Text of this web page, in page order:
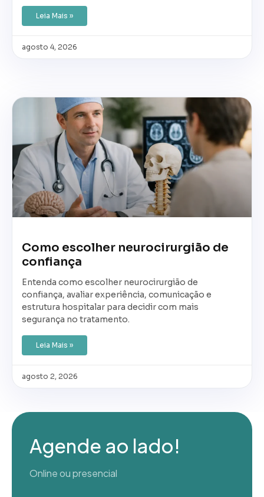
Leia Mais »
agosto 4, 2026
Como escolher neurocirurgião de
confiança
Entenda como escolher neurocirurgião de
confiança, avaliar experiência, comunicação e
estrutura hospitalar para decidir com mais
segurança no tratamento.
Leia Mais »
agosto 2, 2026
Agende ao lado!
Online ou presencial